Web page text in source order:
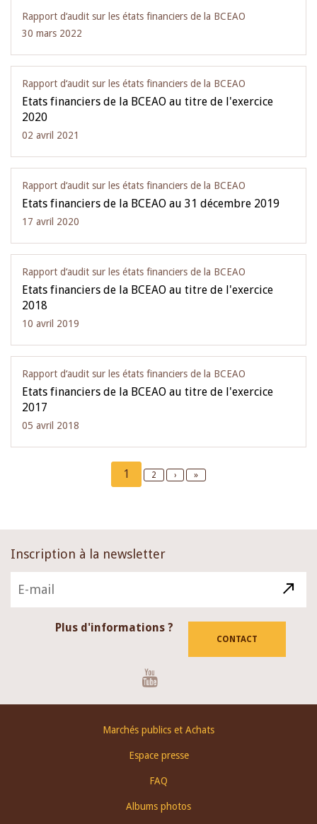
Rapport d‘audit sur les états financiers de la BCEAO
30 mars 2022
Rapport d‘audit sur les états financiers de la BCEAO
Etats financiers de la BCEAO au titre de l'exercice
2020
02 avril 2021
Rapport d‘audit sur les états financiers de la BCEAO
Etats financiers de la BCEAO au 31 décembre 2019
17 avril 2020
Rapport d‘audit sur les états financiers de la BCEAO
Etats financiers de la BCEAO au titre de l'exercice
2018
10 avril 2019
Rapport d‘audit sur les états financiers de la BCEAO
Etats financiers de la BCEAO au titre de l'exercice
2017
05 avril 2018
Current
page
1 Page
2
Next
›
Last
»
Inscription à la newsletter
Plus d'informations ?
CONTACT
Marchés publics et Achats
Espace presse
FAQ
Albums photos